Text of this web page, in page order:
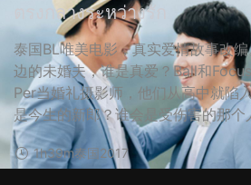
ตรงกลางระหว่างรัก
泰国BL唯美电影，真实爱情故事改
边的未婚夫，谁是真爱？Ball和
Per当婚礼摄影师，他们从高中就陷
是今生的新郎？谁会是受伤害的那个
1h39m泰国2017